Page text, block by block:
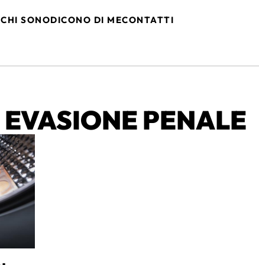
CHI SONODICONO DI MECONTATTI
PENALE